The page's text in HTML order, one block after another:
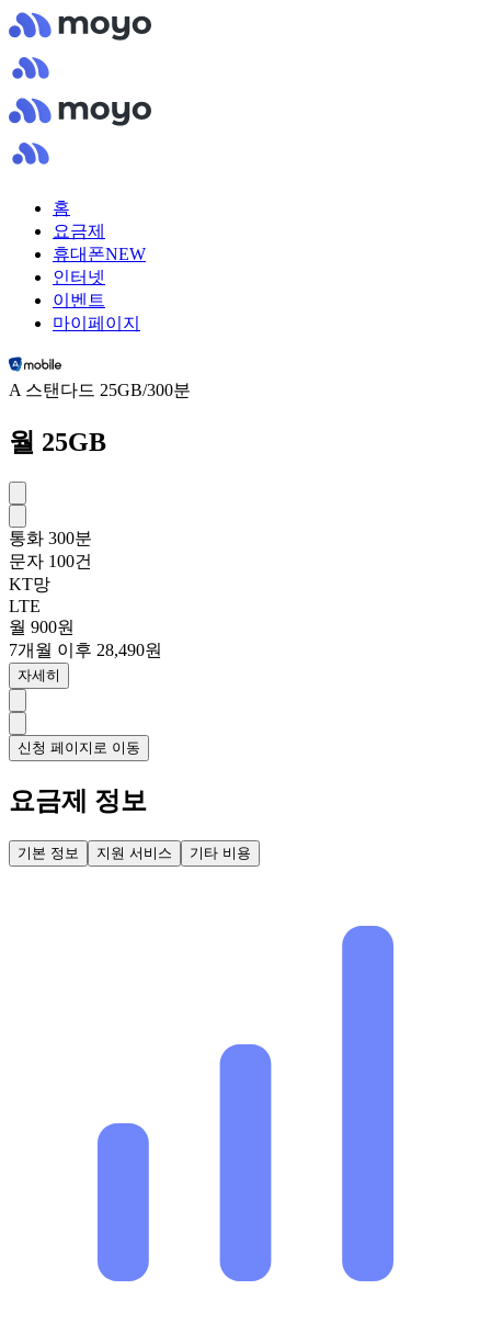
홈
요금제
휴대폰NEW
인터넷
이벤트
마이페이지
A 스탠다드 25GB/300분
월 25GB
통화 300분
문자 100건
KT망
LTE
월 900원
7개월 이후 28,490원
자세히
신청 페이지로 이동
요금제 정보
기본 정보 지원 서비스 기타 비용